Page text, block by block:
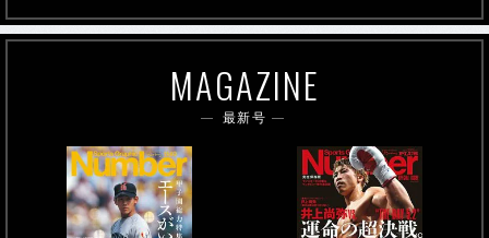
MAGAZINE
最新号